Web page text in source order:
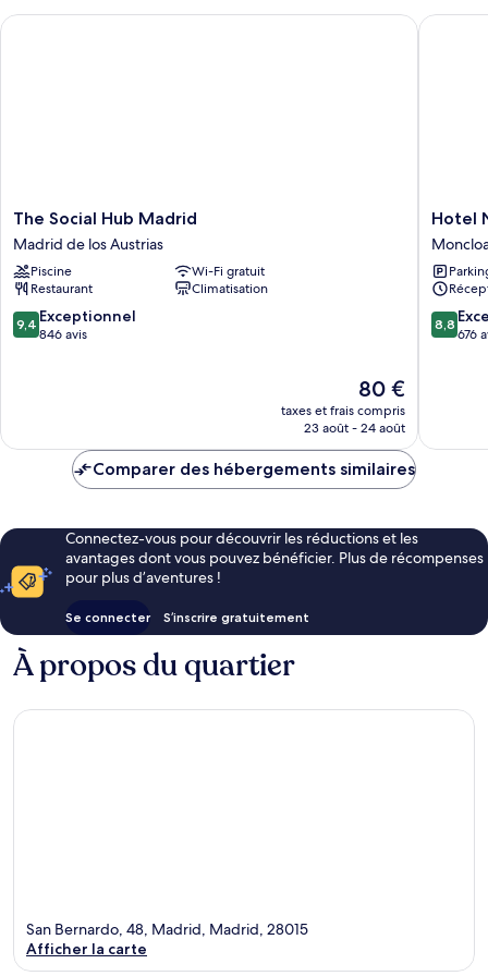
chambre
Chambre
The
Social
Hub
Madrid
Madrid
de
los
The Social Hub Madrid
Madrid de los Austrias
Piscine
Wi-Fi gratuit
Restaurant
Climatisation
9.4
sur
9,4 Exceptionnel
846 avis
Le
nouveau
prix
de
80 €
taxes et frais compris
23 août - 24 août
The Social Hub Madrid
Hotel
Nido
Príncipe
Pío
Moncloa
-
Hotel
8.8
sur
8,8
676
Hotel
Comparer des hébergements similaires
Connectez-vous pour découvrir les réductions et les
avantages dont vous pouvez bénéficier. Plus de récompenses
pour plus d’aventures !
Se connecter S’inscrire gratuitement
À propos du quartier
San Bernardo, 48, Madrid, Madrid, 28015
Afficher la carte